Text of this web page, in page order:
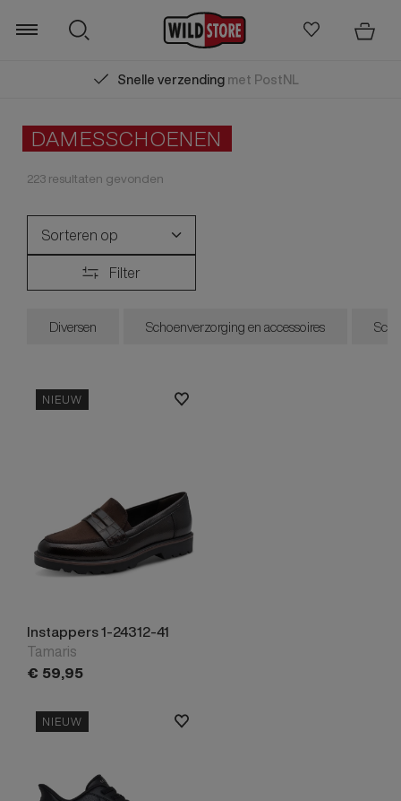
Snelle verzendingmet PostNL
Zoeken
DAMESSCHOENEN
223 resultaten gevonden
Sorteren op
Nieuwste collectie
Filter
Diversen Schoenverzorging en accessoires
NIEUW
Instappers 1-24312-41
Tamaris
€ 59,95
NIEUW